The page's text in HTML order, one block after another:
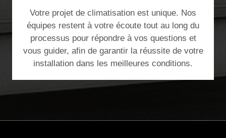
Votre projet de climatisation est unique. Nos
équipes restent à votre écoute tout au long du
processus pour répondre à vos questions et
vous guider, afin de garantir la réussite de votre
installation dans les meilleures conditions.